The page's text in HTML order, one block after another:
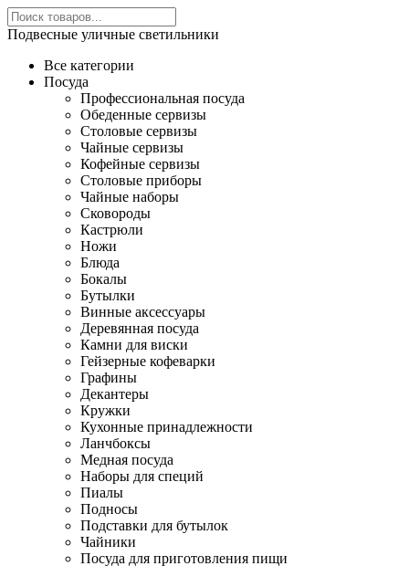
Подвесные уличные светильники
Все категории
Посуда
Профессиональная посуда
Обеденные сервизы
Столовые сервизы
Чайные сервизы
Кофейные сервизы
Столовые приборы
Чайные наборы
Сковороды
Кастрюли
Ножи
Блюда
Бокалы
Бутылки
Винные аксессуары
Деревянная посуда
Камни для виски
Гейзерные кофеварки
Графины
Декантеры
Кружки
Кухонные принадлежности
Ланчбоксы
Медная посуда
Наборы для специй
Пиалы
Подносы
Подставки для бутылок
Чайники
Посуда для приготовления пищи